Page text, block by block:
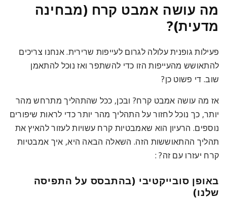
מה עושה אמבט קרח (מבחינה
מדעית)?
פעילות גופנית עלולה לגרום לעייפות שרירית. אנחנו צריכים
להתאושש מהעייפות הזו כדי להשתפר ואז נוכל להתאמן
שוב. די פשוט כן?
אז מה עושה אמבט קרח? ובכן, ככל שהתהליך מתרחש מהר
יותר, כך נוכל לחזור על התהליך מהר יותר כדי לראות שיפורים
נוספים. הרעיון הוא שאמבטיות קרח עשויות לעזור להאיץ את
תהליך ההתאוששות הזה. השאלה הבאה היא, איך אמבטיות
קרח יעזרו עם זה?:
באופן סובייקטיבי (בהתבסס על התפיסה
שלנו)